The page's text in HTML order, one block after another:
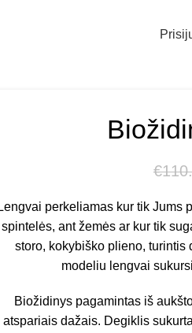
€
Lengvai perkeliamas kur tik Jums
spintelės, ant žemės ar kur tik
storo, kokybiško plieno,
modeliu lengvai
Biožidinys pagamintas iš
atspariais dažais. Degiklis